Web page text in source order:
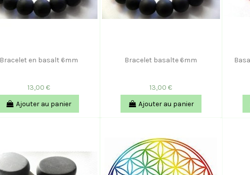
Bracelet en basalt 6mm
13,00 €
Ajouter au panier
Bracelet basalte 6mm
13,00 €
Ajouter au panier